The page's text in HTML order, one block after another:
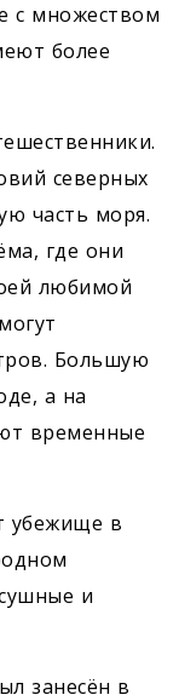
с множеством
более
северных
часть моря.
где они
любимой
Большую
а на
временные
убежище в
и
занесён в